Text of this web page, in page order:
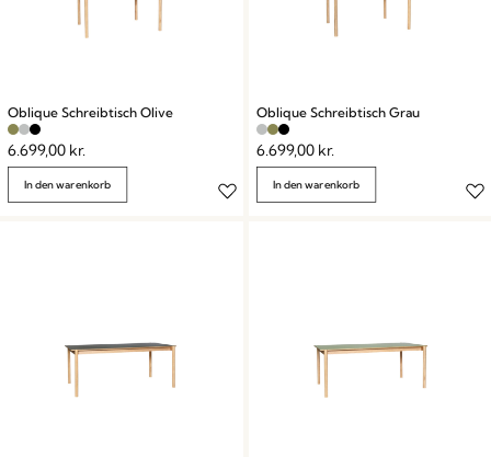
Oblique Schreibtisch Olive
6.699,00 kr.
In den warenkorb
Oblique Schreibtisch Grau
6.699,00 kr.
In den warenkorb